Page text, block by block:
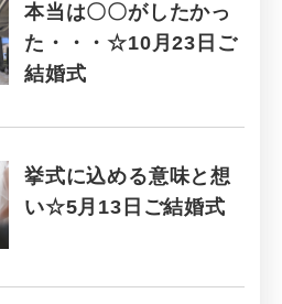
本当は〇〇がしたかっ
た・・・☆10月23日ご
結婚式
挙式に込める意味と想
い☆5月13日ご結婚式